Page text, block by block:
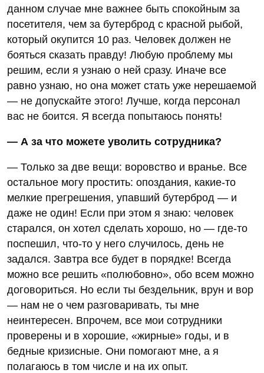
данном случае мне важнее быть спокойным за
посетителя, чем за бутерброд с красной рыбой,
который окупится 10 раз. Человек должен не
бояться сказать правду! Любую проблему мы
решим, если я узнаю о ней сразу. Иначе все
равно узнаю, но она может стать уже нерешаемой
— не допускайте этого! Лучше, когда персонал
вас не боится. Я всегда попытаюсь понять!
— А за что можете уволить сотрудника?
— Только за две вещи: воровство и вранье. Все
остальное могу простить: опоздания, какие-то
мелкие прегрешения, упавший бутерброд — и
даже не один! Если при этом я знаю: человек
старался, он хотел сделать хорошо, но — где-то
поспешил, что-то у него случилось, день не
задался. Завтра все будет в порядке! Всегда
можно все решить «полюбовно», обо всем можно
договориться. Но если ты бездельник, врун и вор
— нам не о чем разговаривать, ты мне
неинтересен. Впрочем, все мои сотрудники
проверены и в хорошие, «жирные» годы, и в
бедные кризисные. Они помогают мне, а я
полагаюсь в том числе и на их опыт.